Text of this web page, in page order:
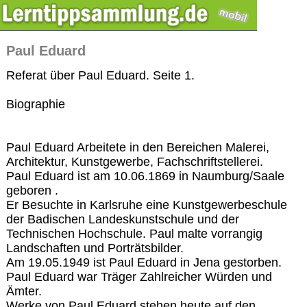
Paul Eduard
Referat über Paul Eduard. Seite 1.
Biographie
Paul Eduard Arbeitete in den Bereichen Malerei,
Architektur, Kunstgewerbe, Fachschriftstellerei.
Paul Eduard ist am 10.06.1869 in Naumburg/Saale
geboren .
Er Besuchte in Karlsruhe eine Kunstgewerbeschule
der Badischen Landeskunstschule und der
Technischen Hochschule. Paul malte vorrangig
Landschaften und Porträtsbilder.
Am 19.05.1949 ist Paul Eduard in Jena gestorben.
Paul Eduard war Träger Zahlreicher Würden und
Ämter.